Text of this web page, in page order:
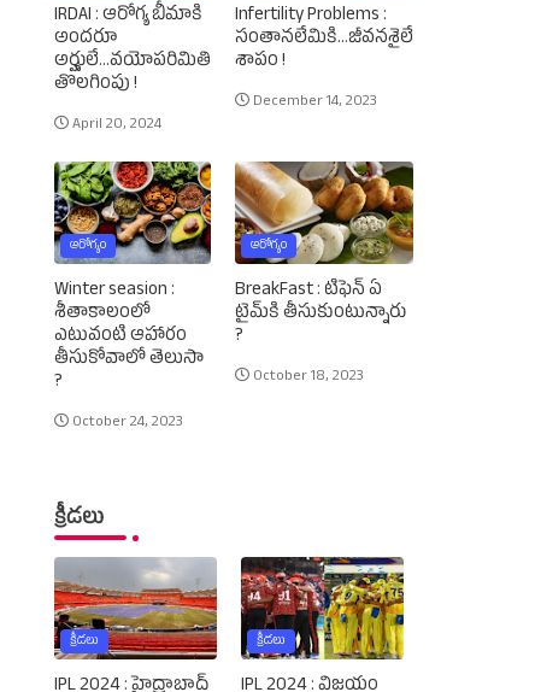
IRDAI : ఆరోగ్య బీమాకి
అందరూ
అర్హులే...వయోపరిమితి
తొలగింపు !
April 20, 2024
Infertility Problems :
సంతానలేమికి...జీవనశైలే
శాపం !
December 14, 2023
ఆరోగ్యం
Winter seasion :
శీతాకాలంలో
ఎటువంటి ఆహారం
తీసుకోవాలో తెలుసా
?
October 24, 2023
ఆరోగ్యం
BreakFast : టిఫెన్‌ ఏ
టైమ్‌కి తీసుకుంటున్నారు
?
October 18, 2023
క్రీడలు
క్రీడలు
IPL 2024 : హైద్రాబాద్‌
క్రీడలు
IPL 2024 : విజయం